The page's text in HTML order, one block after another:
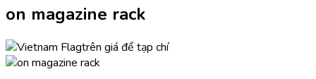
on magazine rack
trên giá để tạp chí